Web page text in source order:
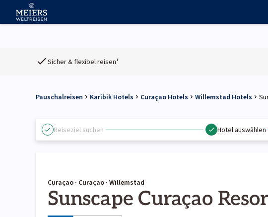
Sicher & flexibel reisen¹
Pauschalreisen Karibik Hotels Curaçao Hotels Willemstad Hotels
Reiseziel suchen Hotel auswählen
Curaçao · Curaçao · Willemstad
Sunscape Curaçao